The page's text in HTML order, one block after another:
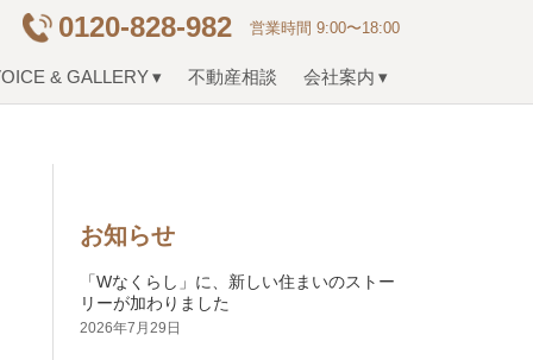
0120-828-982 営業時間 9:00〜18:00
& GALLERY 不動産相談 会社案内
お知らせ
「Wなくらし」に、新しい住まいのストー
リーが加わりました
2026年7月29日